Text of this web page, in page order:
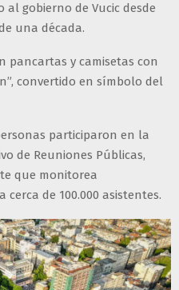
gobierno de Vucic desde
una década.
pancartas y camisetas con
convertido en símbolo del
participaron en la
de Reuniones Públicas,
que monitorea
de 100.000 asistentes.